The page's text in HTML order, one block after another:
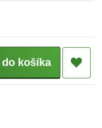
košíka